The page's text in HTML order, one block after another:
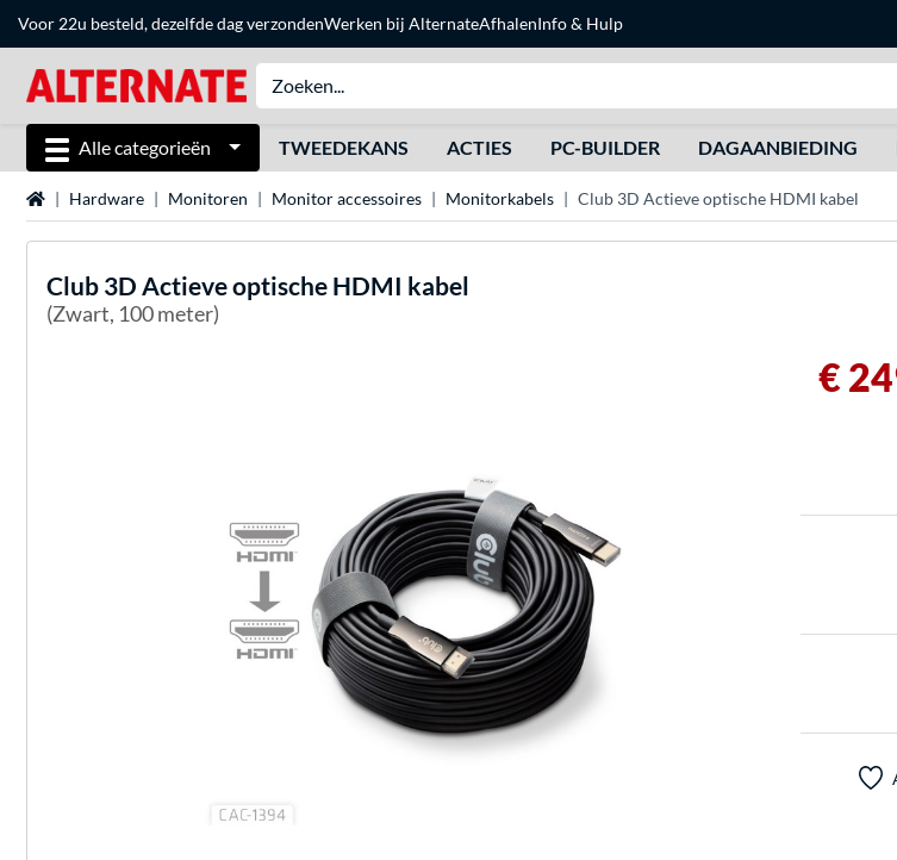
Voor 22u besteld, dezelfde dag verzondenWerken bij AlternateAfhalenInfo & Hulp
Alle categorieën TWEEDEKANS ACTIES PC-BUILDER DAGAANBIEDING
Home Hardware Monitoren Monitor accessoires Monitorkabels Club 3D Actieve optische HDMI kabel
Club 3D Actieve optische HDMI kabel
(Zwart, 100 meter)
€